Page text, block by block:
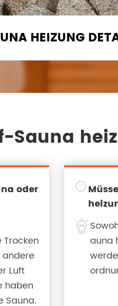
HEIZUNG
Sauna
oder
andere
Luft
haben
Sauna.


auna